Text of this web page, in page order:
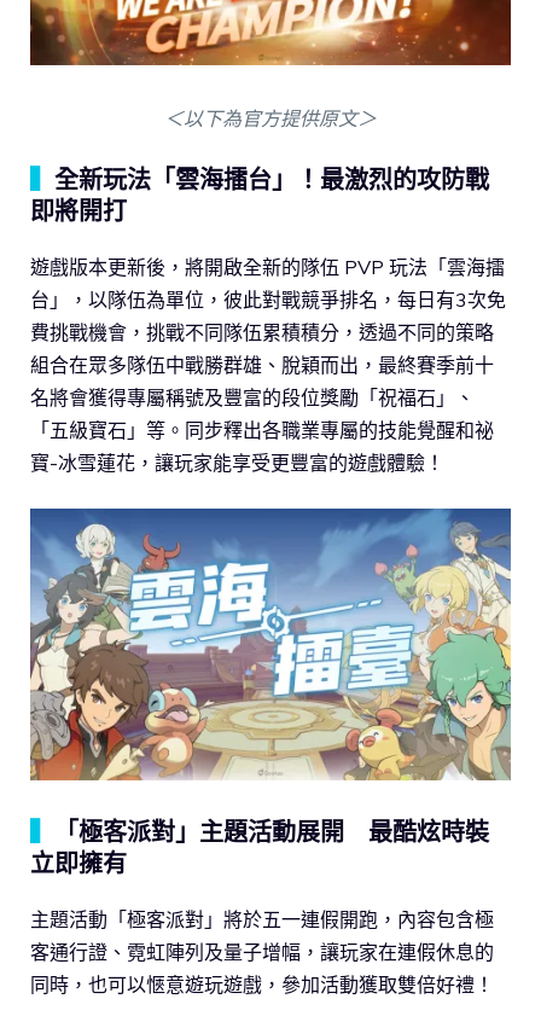
＜以下為官方提供原文＞
全新玩法「雲海擂台」！最激烈的攻防戰
即將開打
遊戲版本更新後，將開啟全新的隊伍 PVP 玩法「雲海擂
台」，以隊伍為單位，彼此對戰競爭排名，每日有3次免
費挑戰機會，挑戰不同隊伍累積積分，透過不同的策略
組合在眾多隊伍中戰勝群雄、脫穎而出，最終賽季前十
名將會獲得專屬稱號及豐富的段位獎勵「祝福石」、
「五級寶石」等。同步釋出各職業專屬的技能覺醒和祕
寶-冰雪蓮花，讓玩家能享受更豐富的遊戲體驗！
「極客派對」主題活動展開 最酷炫時裝
立即擁有
主題活動「極客派對」將於五一連假開跑，內容包含極
客通行證、霓虹陣列及量子增幅，讓玩家在連假休息的
同時，也可以愜意遊玩遊戲，參加活動獲取雙倍好禮！